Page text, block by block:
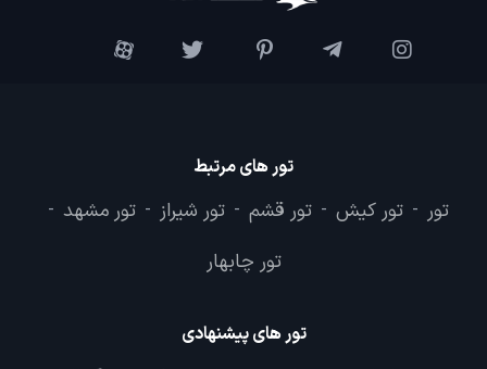
تور های مرتبط
تور - تور کیش - تور قشم - تور شیراز - تور مشهد -
تور چابهار
تور های پیشنهادی